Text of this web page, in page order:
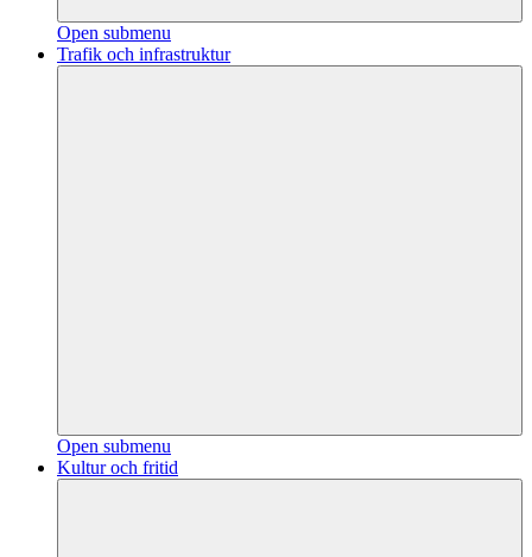
Open submenu
Trafik och infrastruktur
Open submenu
Kultur och fritid